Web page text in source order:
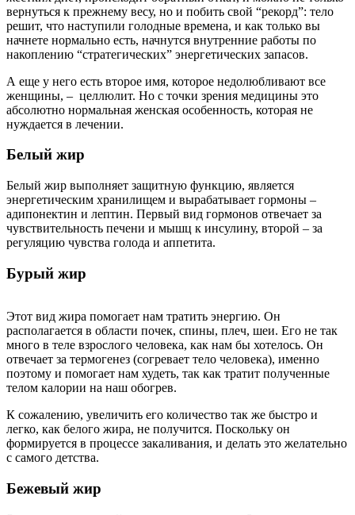
вернуться к прежнему весу, но и побить свой “рекорд”: тело
решит, что наступили голодные времена, и как только вы
начнете нормально есть, начнутся внутренние работы по
накоплению “стратегических” энергетических запасов.
А еще у него есть второе имя, которое недолюбливают все
женщины, – целлюлит. Но с точки зрения медицины это
абсолютно нормальная женская особенность, которая не
нуждается в лечении.
Белый жир
Белый жир выполняет защитную функцию, является
энергетическим хранилищем и вырабатывает гормоны –
адипонектин и лептин. Первый вид гормонов отвечает за
чувствительность печени и мышц к инсулину, второй – за
регуляцию чувства голода и аппетита.
Бурый жир
Этот вид жира помогает нам тратить энергию. Он
располагается в области почек, спины, плеч, шеи. Его не так
много в теле взрослого человека, как нам бы хотелось. Он
отвечает за термогенез (согревает тело человека), именно
поэтому и помогает нам худеть, так как тратит полученные
телом калории на наш обогрев.
К сожалению, увеличить его количество так же быстро и
легко, как белого жира, не получится. Поскольку он
формируется в процессе закаливания, и делать это желательно
с самого детства.
Бежевый жир